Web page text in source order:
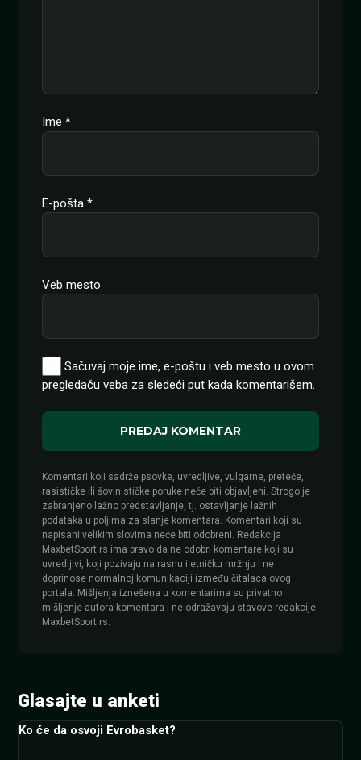
Ime *
E-pošta *
Veb mesto
Sačuvaj moje ime, e-poštu i veb mesto u ovom
pregledaču veba za sledeći put kada komentarišem.
Komentari koji sadrže psovke, uvredljive, vulgarne, preteće,
rasističke ili šovinističke poruke neće biti objavljeni. Strogo je
zabranjeno lažno predstavljanje, tj. ostavljanje lažnih
podataka u poljima za slanje komentara. Komentari koji su
napisani velikim slovima neće biti odobreni. Redakcija
MaxbetSport.rs ima pravo da ne odobri komentare koji su
uvredljivi, koji pozivaju na rasnu i etničku mržnju i ne
doprinose normalnoj komunikaciji između čitalaca ovog
portala. Mišljenja iznešena u komentarima su privatno
mišljenje autora komentara i ne odražavaju stavove redakcije
MaxbetSport.rs.
Glasajte u anketi
Ko će da osvoji Evrobasket?